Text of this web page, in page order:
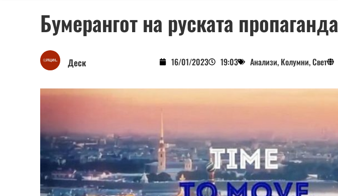
Бумерангот на руската пропаганда
Деск 16/01/2023 19:03 Анализи, Колумни,Свет